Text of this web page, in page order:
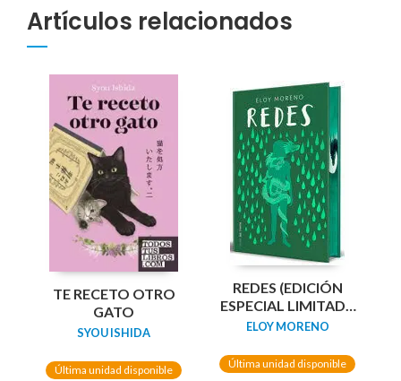
Artículos relacionados
TE RECETO OTRO
GATO
SYOU ISHIDA
Última unidad disponible
REDES (EDICIÓN
ESPECIAL LIMITADA
GUARDAS DRAGÓN)
ELOY MORENO
Última unidad disponible